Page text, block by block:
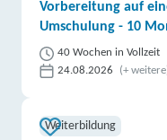
Vorbereitung auf
Umschulung - 10
40 Wochen in Vollzeit
24.08.2026
(+
Weiterbildung